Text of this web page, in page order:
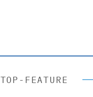
TOP-FEATURE